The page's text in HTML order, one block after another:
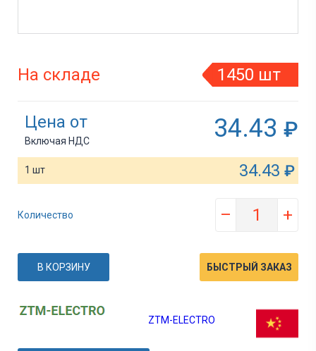
ZTM-ELECTRO
На складе 1450 шт
Цена от
Включая НДС 34.43 ₽
1 шт 34.43 ₽
Количество – +
В КОРЗИНУ БЫСТРЫЙ ЗАКАЗ